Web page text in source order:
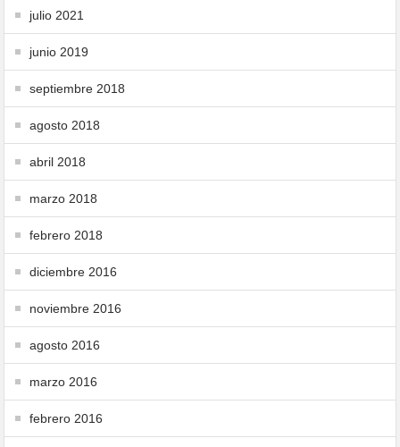
julio 2021
junio 2019
septiembre 2018
agosto 2018
abril 2018
marzo 2018
febrero 2018
diciembre 2016
noviembre 2016
agosto 2016
marzo 2016
febrero 2016